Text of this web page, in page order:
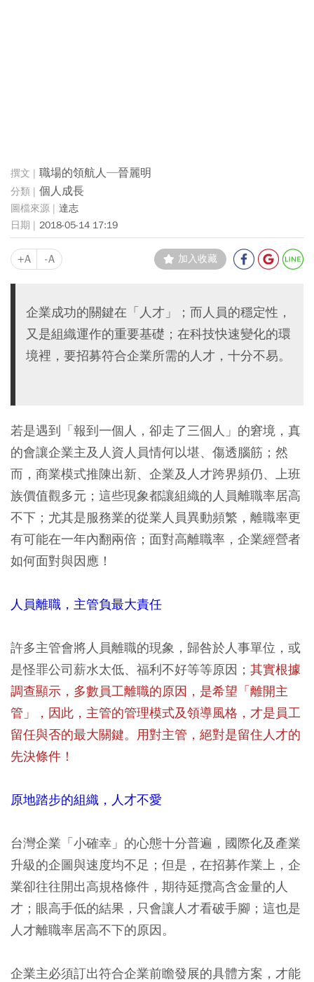
職場的領航人─晉麗明
個人成長
達志
2018-05-14 17:19
+A -A 加入收藏
企業成功的關鍵在「人才」；而人員的穩定性，
又是組織運作的重要基礎；在科技快速變化的環
境裡，要招募符合企業所需的人才，十分不易。
若是遇到「報到一個人，卻走了三個人」的窘境，真
的會讓企業主及人資人員情何以堪、傷透腦筋；然
而，商業模式推陳出新、企業及人才跨界頻仍、上班
族價值觀多元；這些現象都讓組織的人員離職率居高
不下；尤其是服務業的從業人員異動頻繁，離職率更
有可能在一年內翻兩倍；面對高離職率，企業經營者
如何面對與因應！
人員離職，主管負最大責任
許多主管會將人員離職的現象，歸咎於人事單位，或
是怪罪公司薪水太低、福利不好等等原因； 其實根據
調查顯示，多數員工離職的原因，是希望「離開主
管」，因此，主管的管理模式及領導風格，才是員工
留任與否的最大關鍵。用對主管，絕對是留住人才的
先決條件！
原地踏步的組織，人才不愛
台灣企業「小確幸」的心態十分普遍，國際化及產業
升級的企圖與速度均不足；但是，在招募作業上，企
業卻往往開出高規格條件，期待延攬高含金量的人
才；眼高手低的結果，只會讓人才看破手腳；這也是
人才離職率居高不下的原因。
企業主必須訂出符合企業前瞻發展的具體方案，才能